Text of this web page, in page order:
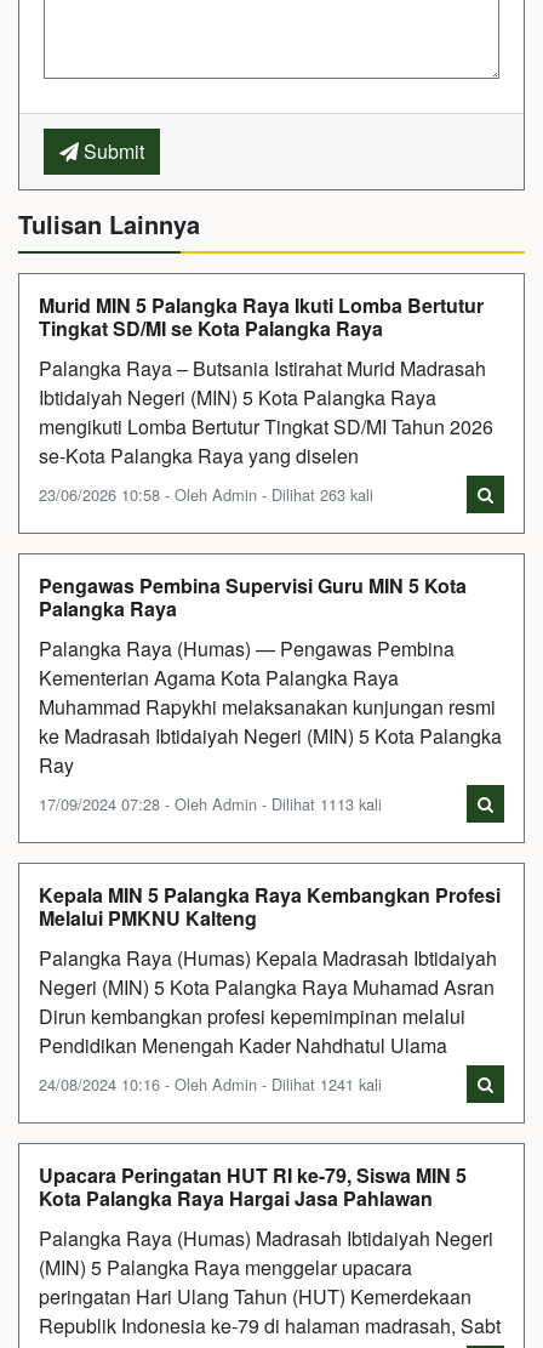
Submit
Tulisan Lainnya
Murid MIN 5 Palangka Raya Ikuti Lomba Bertutur
Tingkat SD/MI se Kota Palangka Raya
Palangka Raya – Butsania Istirahat Murid Madrasah
Ibtidaiyah Negeri (MIN) 5 Kota Palangka Raya
mengikuti Lomba Bertutur Tingkat SD/MI Tahun 2026
se-Kota Palangka Raya yang diselen
23/06/2026 10:58 - Oleh Admin - Dilihat 263 kali
Pengawas Pembina Supervisi Guru MIN 5 Kota
Palangka Raya
Palangka Raya (Humas) — Pengawas Pembina
Kementerian Agama Kota Palangka Raya
Muhammad Rapykhi melaksanakan kunjungan resmi
ke Madrasah Ibtidaiyah Negeri (MIN) 5 Kota Palangka
Ray
17/09/2024 07:28 - Oleh Admin - Dilihat 1113 kali
Kepala MIN 5 Palangka Raya Kembangkan Profesi
Melalui PMKNU Kalteng
Palangka Raya (Humas) Kepala Madrasah Ibtidaiyah
Negeri (MIN) 5 Kota Palangka Raya Muhamad Asran
Dirun kembangkan profesi kepemimpinan melalui
Pendidikan Menengah Kader Nahdhatul Ulama
24/08/2024 10:16 - Oleh Admin - Dilihat 1241 kali
Upacara Peringatan HUT RI ke-79, Siswa MIN 5
Kota Palangka Raya Hargai Jasa Pahlawan
Palangka Raya (Humas) Madrasah Ibtidaiyah Negeri
(MIN) 5 Palangka Raya menggelar upacara
peringatan Hari Ulang Tahun (HUT) Kemerdekaan
Republik Indonesia ke-79 di halaman madrasah, Sabt